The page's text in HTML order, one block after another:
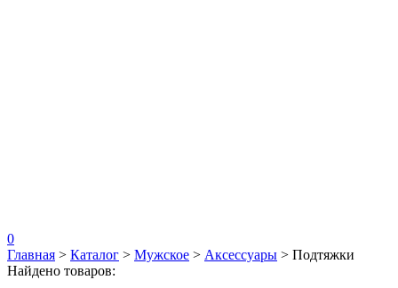
0
Главная > Каталог > Мужское > Аксессуары > Подтяжки
Найдено товаров: